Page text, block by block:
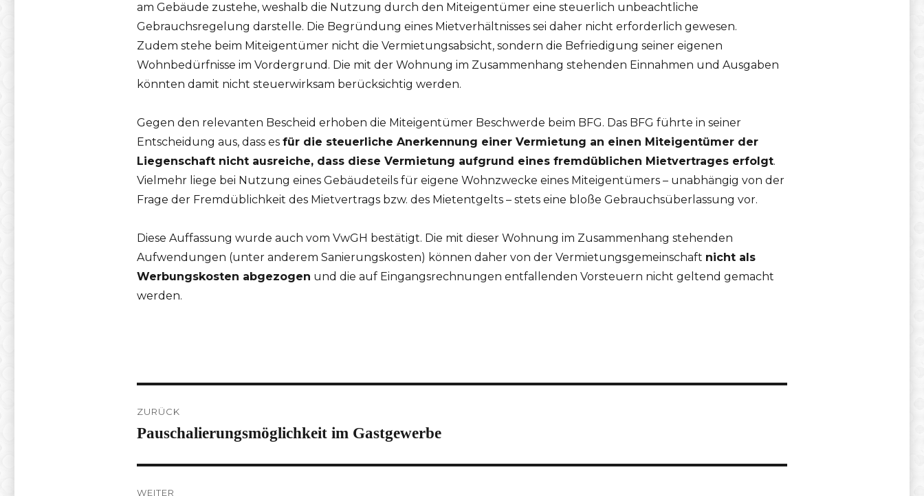
am Gebäude zustehe, weshalb die Nutzung durch den Miteigentümer eine steuerlich unbeachtliche
Gebrauchsregelung darstelle. Die Begründung eines Mietverhältnisses sei daher nicht erforderlich gewesen.
Zudem stehe beim Miteigentümer nicht die Vermietungsabsicht, sondern die Befriedigung seiner eigenen
Wohnbedürfnisse im Vordergrund. Die mit der Wohnung im Zusammenhang stehenden Einnahmen und Ausgaben
könnten damit nicht steuerwirksam berücksichtig werden.
Gegen den relevanten Bescheid erhoben die Miteigentümer Beschwerde beim BFG. Das BFG führte in seiner
Entscheidung aus, dass es für die steuerliche Anerkennung einer Vermietung an einen Miteigentümer der
Liegenschaft nicht ausreiche, dass diese Vermietung aufgrund eines fremdüblichen Mietvertrages erfolgt.
Vielmehr liege bei Nutzung eines Gebäudeteils für eigene Wohnzwecke eines Miteigentümers – unabhängig von der
Frage der Fremdüblichkeit des Mietvertrags bzw. des Mietentgelts – stets eine bloße Gebrauchsüberlassung vor.
Diese Auffassung wurde auch vom VwGH bestätigt. Die mit dieser Wohnung im Zusammenhang stehenden
Aufwendungen (unter anderem Sanierungskosten) können daher von der Vermietungsgemeinschaft nicht als
Werbungskosten abgezogen und die auf Eingangsrechnungen entfallenden Vorsteuern nicht geltend gemacht
werden.
ZURÜCK
Vorheriger
Pauschalierungsmöglichkeit im Gastgewerbe
WEITER